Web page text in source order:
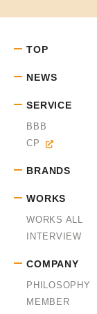
TOP
NEWS
SERVICE
BBB
CP
BRANDS
WORKS
WORKS ALL
INTERVIEW
COMPANY
PHILOSOPHY
MEMBER